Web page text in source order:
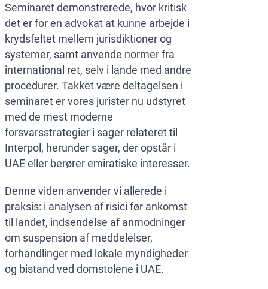
Seminaret demonstrerede, hvor kritisk
det er for en advokat at kunne arbejde i
krydsfeltet mellem jurisdiktioner og
systemer, samt anvende normer fra
international ret, selv i lande med andre
procedurer. Takket være deltagelsen i
seminaret er vores jurister nu udstyret
med de mest moderne
forsvarsstrategier i sager relateret til
Interpol, herunder sager, der opstår i
UAE eller berører emiratiske interesser.
Denne viden anvender vi allerede i
praksis: i analysen af risici før ankomst
til landet, indsendelse af anmodninger
om suspension af meddelelser,
forhandlinger med lokale myndigheder
og bistand ved domstolene i UAE.